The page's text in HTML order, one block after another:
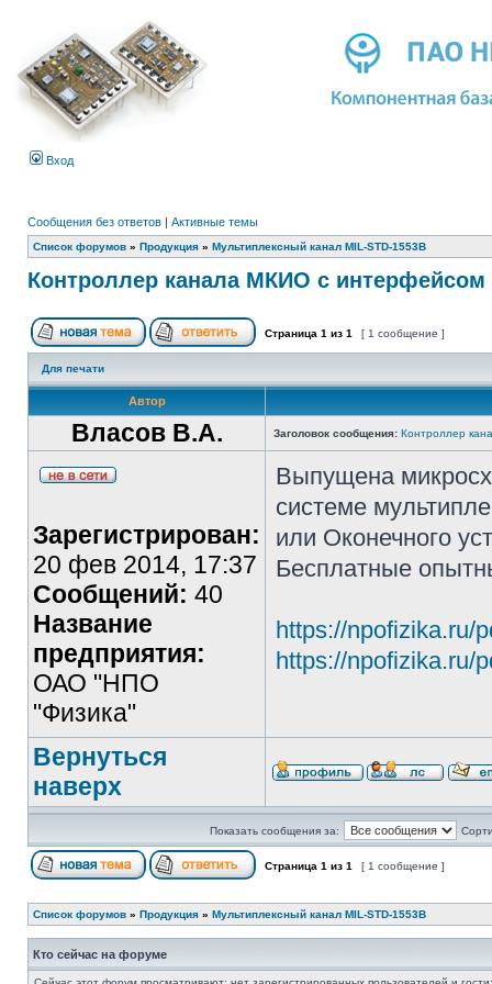
Вход
Сообщения без ответов | Активные темы
Список форумов » Продукция » Мультиплексный канал MIL-STD-1553B
Контроллер канала МКИО с интерфейсом
Страница 1 из 1 [ 1 сообщение ]
Для печати
Автор
Власов В.А. Заголовок сообщения: Контроллер
Зарегистрирован:
20 фев 2014, 17:37
Сообщений: 40
Название
предприятия:
ОАО "НПО
"Физика"
Выпущена
системе
или Оконечного
Бесплатные
https://npofizika.ru/
https://npofizika.ru/
Вернуться
наверх
Показать сообщения за:
Страница 1 из 1 [ 1 сообщение ]
Список форумов » Продукция » Мультиплексный канал MIL-STD-1553B
Кто сейчас на форуме